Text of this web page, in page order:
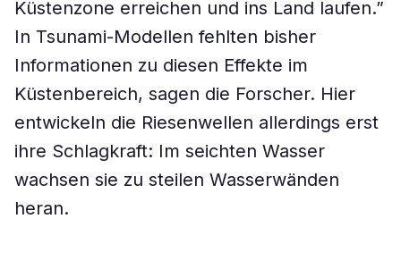
Küstenzone erreichen und ins Land laufen.”
In Tsunami-Modellen fehlten bisher
Informationen zu diesen Effekte im
Küstenbereich, sagen die Forscher. Hier
entwickeln die Riesenwellen allerdings erst
ihre Schlagkraft: Im seichten Wasser
wachsen sie zu steilen Wasserwänden
heran.